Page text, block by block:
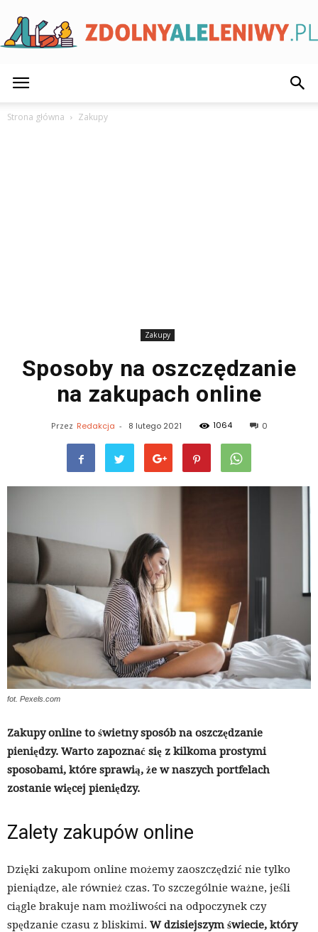
Strona główna Zakupy
Zakupy
Sposoby na oszczędzanie
na zakupach online
Przez Redakcja - 8 lutego 2021 1064 0
fot. Pexels.com
Zakupy online to świetny sposób na oszczędzanie
pieniędzy. Warto zapoznać się z kilkoma prostymi
sposobami, które sprawią, że w naszych portfelach
zostanie więcej pieniędzy.
Zalety zakupów online
Dzięki zakupom online możemy zaoszczędzić nie tylko
pieniądze, ale również czas. To szczególnie ważne, jeśli
ciągle brakuje nam możliwości na odpoczynek czy
spędzanie czasu z bliskimi. W dzisiejszym świecie, który